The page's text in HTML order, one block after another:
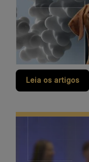
Leia os artigos